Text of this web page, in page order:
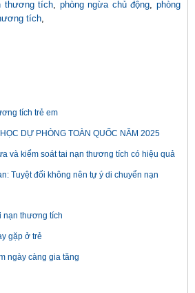
thương tích, phòng ngừa chủ động,phòng
tích,
tích trẻ em
DỰ PHÒNG TOÀN QUỐC NĂM 2025
và kiểm soát tai nạn thương tích có hiệu quả
Tuyệt đối không nên tự ý di chuyển nạn
nạn thương tích
gặp ở trẻ
ngày càng gia tăng